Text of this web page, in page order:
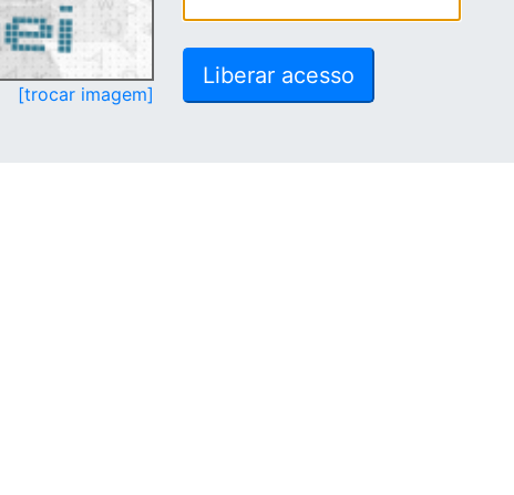
[trocar imagem]